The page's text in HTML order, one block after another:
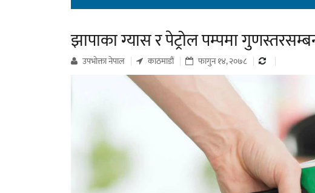
झापाका ग्यास र पेट्रोल पम्पमा
उपभाेक्ता नेपाल काठमाडौं फागुन १४, २०७८